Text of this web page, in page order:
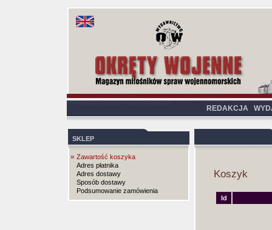
REDAKCJA
SKLEP
» Zawartość koszyka
Adres płatnika
Adres dostawy
Sposób dostawy
Podsumowanie zamówienia
Koszyk
Id